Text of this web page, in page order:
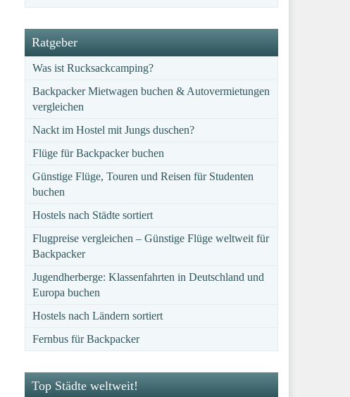
Ratgeber
Was ist Rucksackcamping?
Backpacker Mietwagen buchen & Autovermietungen
vergleichen
Nackt im Hostel mit Jungs duschen?
Flüge für Backpacker buchen
Günstige Flüge, Touren und Reisen für Studenten
buchen
Hostels nach Städte sortiert
Flugpreise vergleichen – Günstige Flüge weltweit für
Backpacker
Jugendherberge: Klassenfahrten in Deutschland und
Europa buchen
Hostels nach Ländern sortiert
Fernbus für Backpacker
Top Städte weltweit!